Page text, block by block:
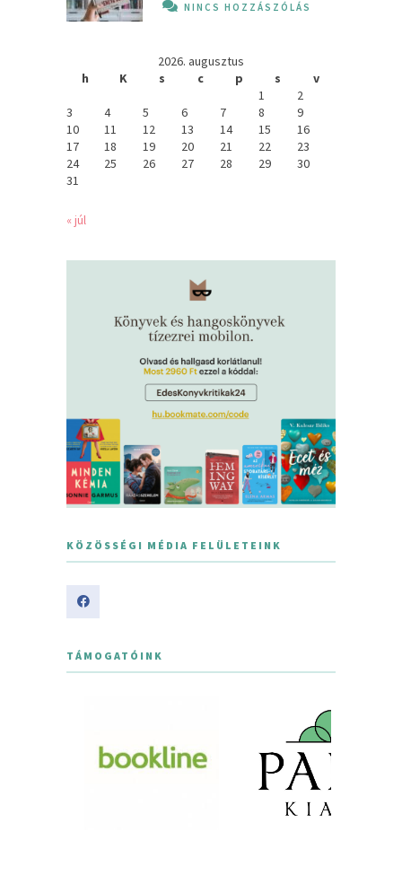
NINCS HOZZÁSZÓLÁS
2026. augusztus
h
K s c p s
v
1
2
3
4 5 6 7 8
9
10
11 12 13 14 15
16
17
18 19 20 21 22
23
24
25 26 27 28 29
30
31
« júl
KÖZÖSSÉGI MÉDIA FELÜLETEINK
TÁMOGATÓINK